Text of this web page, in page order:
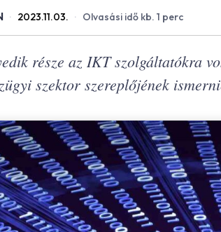
· 2023.11.03. · Olvasási idő kb. 1 perc
része az IKT szolgáltatókra
szektor szereplőjének